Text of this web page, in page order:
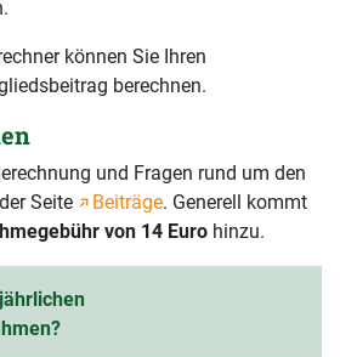
können Sie Ihren
berechnen.
und Fragen rund um den
Seite
Beiträge. Generell kommt
von 14 Euro hinzu.